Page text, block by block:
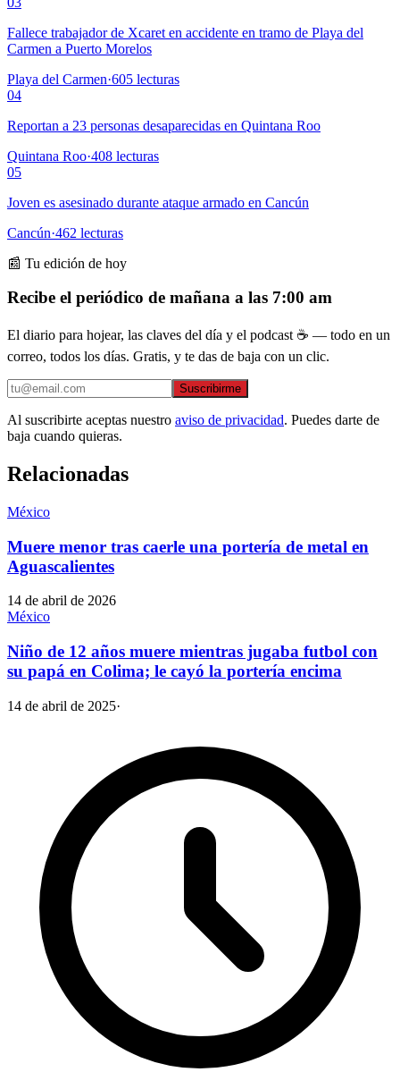
Fallece trabajador de Xcaret en accidente en tramo de Playa del
Carmen a Puerto Morelos
Playa del Carmen·605 lecturas
04
Reportan a 23 personas desaparecidas en Quintana Roo
Quintana Roo·408 lecturas
05
Joven es asesinado durante ataque armado en Cancún
Cancún·462 lecturas
📰 Tu edición de hoy
Recibe el periódico de mañana a las 7:00 am
El diario para hojear, las claves del día y el podcast ☕ — todo en un
correo, todos los días. Gratis, y te das de baja con un clic.
Suscribirme
Al suscribirte aceptas nuestro aviso de privacidad. Puedes darte de
baja cuando quieras.
Relacionadas
México
Muere menor tras caerle una portería de metal en
Aguascalientes
14 de abril de 2026
México
Niño de 12 años muere mientras jugaba futbol con
su papá en Colima; le cayó la portería encima
14 de abril de 2025·